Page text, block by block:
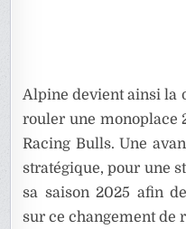
Alpine devient ainsi la
rouler une monoplace
Racing Bulls. Une
stratégique, pour une
sa saison 2025 afin
sur ce changement de